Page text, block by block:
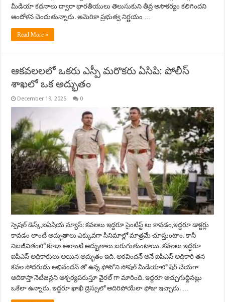
మీడియా కథనాలు ద్వారా భారతీయులు తెలుసుకుని తీవ్ర అసౌకర్యం కలిగిందని
ఆందోళన చెందుతున్నారు. అమెరికా ప్రభుత్వ నిర్ణయం …
Read More »
ఆకవలలలో ఒకరు ఎస్పీ మరొకరు ఏసిపి: పోలీస్
శాఖలో ఒక అద్భుతం
December 19, 2025 0
స్పెషల్ డెస్క్,ఐఏషియ న్యూస్: కవలలు ఇద్దరూ సైంటిస్ట్ లు కావడం,ఇద్దరూ డాక్టర్లు
కావడం లాంటి అద్భుతాలు ఎక్కువగా సినిమాల్లో మాత్రమే చూస్తుంటాం. కానీ
నిజజీవితంలో కూడా అలాంటి అద్భుతాలు జరుగుతుంటాయి. కవలలు ఇద్దరూ
ఐపీఎస్ అధికారులు అయిన అద్భుతం ఇది. అరవిందన్ అనే ఐపీఎస్ అధికారి తన
కవల సోదరుడు అభినందన్ తో ఉన్న ఫోటోని సోషల్ మీడియాలో షేర్ చేయగా
అదికాస్తా నెటిజన్లని ఆశ్చర్యపరుస్తూ వైరల్ గా మారింది. ఇద్దరూ అచ్చుగుద్దినట్లు
ఒకేలా ఉన్నారు. ఇద్దరూ ఖాఖీ డ్రెస్సులో అదిరిపోయేలా ఫోజు ఇచ్చారు. …